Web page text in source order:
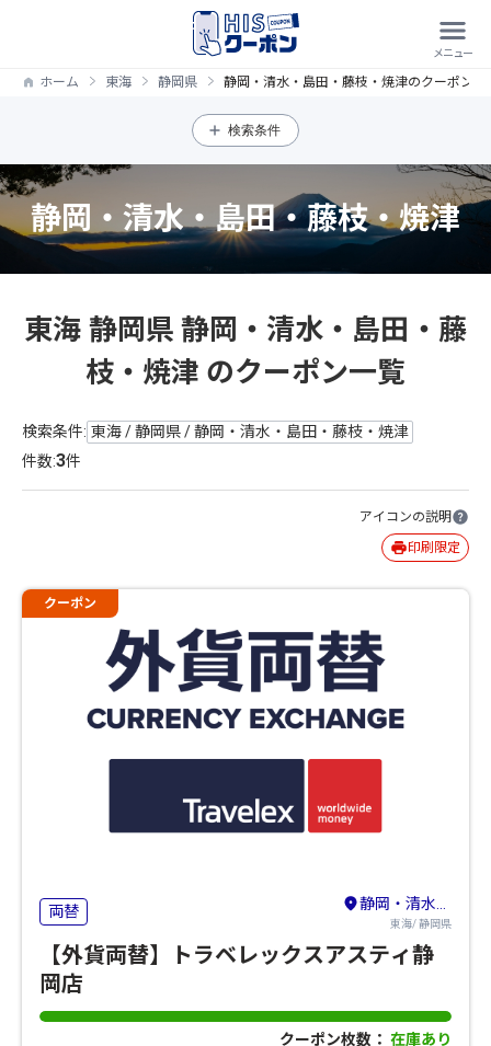
ホーム 東海 静岡県 静岡・清水・島田・藤枝・焼津のクーポン一
検索条件
静岡・清水・島田・藤枝・焼津
東海 静岡県 静岡・清水・島田・藤
枝・焼津 のクーポン一覧
検索条件: 東海 / 静岡県 / 静岡・清水・島田・藤枝・焼津
件数:3件
アイコンの説明
印刷限定
クーポン
両替 静岡・清水・島田・藤枝・焼津
東海/ 静岡県
【外貨両替】トラベレックスアスティ静
岡店
クーポン枚数： 在庫あり